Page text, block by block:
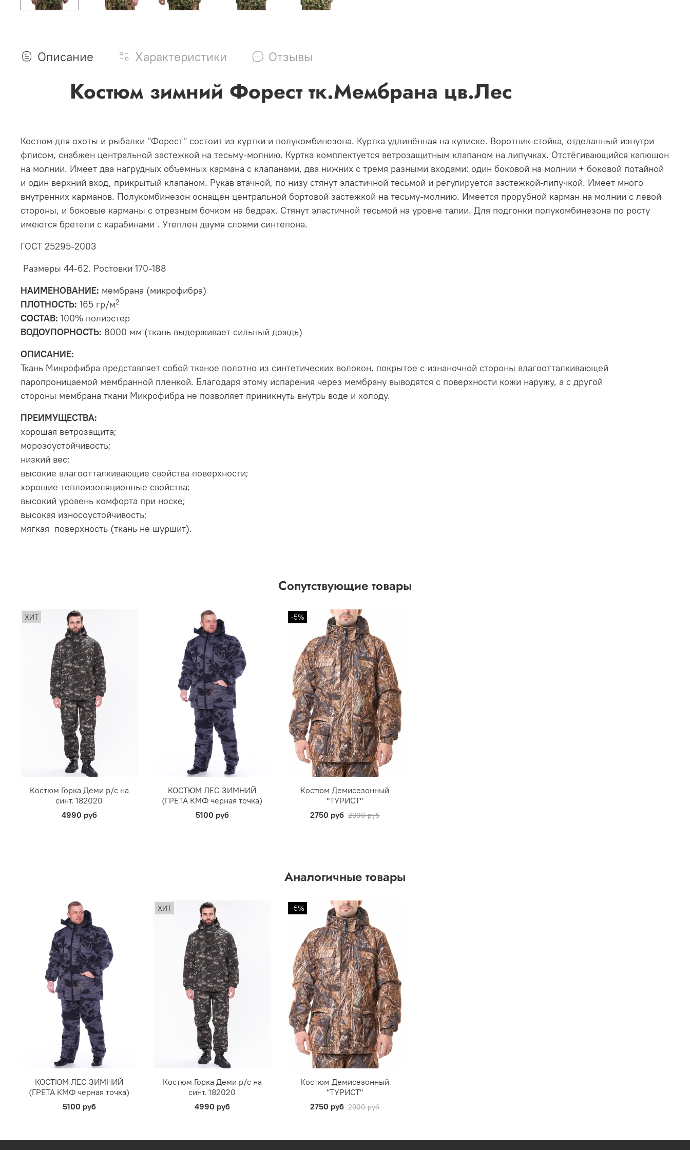
Описание Характеристики Отзывы
Костюм зимний Форест тк.Мембрана цв.Лес
Костюм для охоты и рыбалки "Форест" состоит из куртки и полукомбинезона. Куртка удлинённая на кулиске. Воротник-стойка, отделанный изнутри
флисом, снабжен центральной застежкой на тесьму-молнию. Куртка комплектуется ветрозащитным клапаном на липучках. Отстёгивающийся капюшон
на молнии. Имеет два нагрудных объемных кармана с клапанами, два нижних с тремя разными входами: один боковой на молнии + боковой потайной
и один верхний вход, прикрытый клапаном. Рукав втачной, по низу стянут эластичной тесьмой и регулируется застежкой-липучкой. Имеет много
внутренних карманов. Полукомбинезон оснащен центральной бортовой застежкой на тесьму-молнию. Имеется прорубной карман на молнии с левой
стороны, и боковые карманы с отрезным бочком на бедрах. Стянут эластичной тесьмой на уровне талии. Для подгонки полукомбинезона по росту
имеются бретели с карабинами . Утеплен двумя слоями синтепона.
ГОСТ 25295-2003
Размеры 44-62. Ростовки 170-188
НАИМЕНОВАНИЕ: мембрана (микрофибра)
ПЛОТНОСТЬ: 165 гр/м2
СОСТАВ: 100% полиэстер
ВОДОУПОРНОСТЬ: 8000 мм (ткань выдерживает сильный дождь)
ОПИСАНИЕ:
Ткань Микрофибра представляет собой тканое полотно из синтетических волокон, покрытое с изнаночной стороны влагоотталкивающей
паропроницаемой мембранной пленкой. Благодаря этому испарения через мембрану выводятся с поверхности кожи наружу, а с другой
стороны мембрана ткани Микрофибра не позволяет приникнуть внутрь воде и холоду.
ПРЕИМУЩЕСТВА:
хорошая ветрозащита;
морозоустойчивость;
низкий вес;
высокие влагоотталкивающие свойства поверхности;
хорошие теплоизоляционные свойства;
высокий уровень комфорта при носке;
высокая износоустойчивость;
мягкая поверхность (ткань не шуршит).
Сопутствующие товары
ХИТ
Костюм Горка Деми р/c на
синт. 182020
4990 руб
КОСТЮМ ЛЕС ЗИМНИЙ
(ГРЕТА КМФ черная точка)
5100 руб
-5%
Костюм Демисезонный
"ТУРИСТ"
2750 руб 2900 руб
Аналогичные товары
КОСТЮМ ЛЕС ЗИМНИЙ
(ГРЕТА КМФ черная точка)
5100 руб
ХИТ
Костюм Горка Деми р/c на
синт. 182020
4990 руб
-5%
Костюм Демисезонный
"ТУРИСТ"
2750 руб 2900 руб